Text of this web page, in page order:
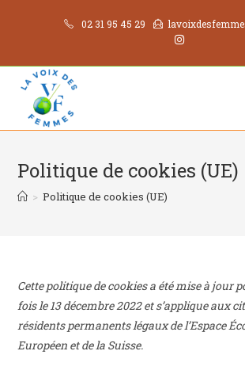
02 31 95 45 29
Politique de cookies (UE)
> Politique de cookies (UE)
Cette politique de cookies a été mise à jour
fois le 13 décembre 2022 et s’applique aux
résidents permanents légaux de l’Espace
Européen et de la Suisse.